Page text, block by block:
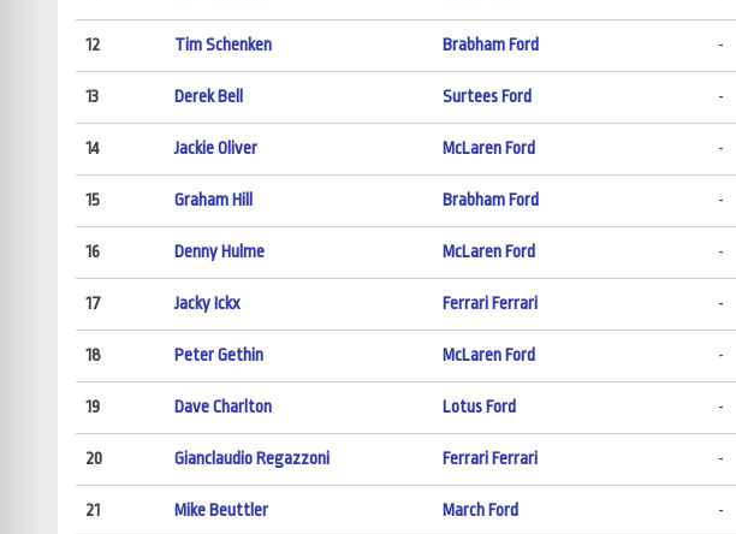
12 Tim Schenken Brabham Ford -
13 Derek Bell Surtees Ford -
14 Jackie Oliver McLaren Ford -
15 Graham Hill Brabham Ford -
16 Denny Hulme McLaren Ford -
17 Jacky Ickx Ferrari Ferrari -
18 Peter Gethin McLaren Ford -
19 Dave Charlton Lotus Ford -
20 Gianclaudio Regazzoni Ferrari Ferrari -
21 Mike Beuttler March Ford -